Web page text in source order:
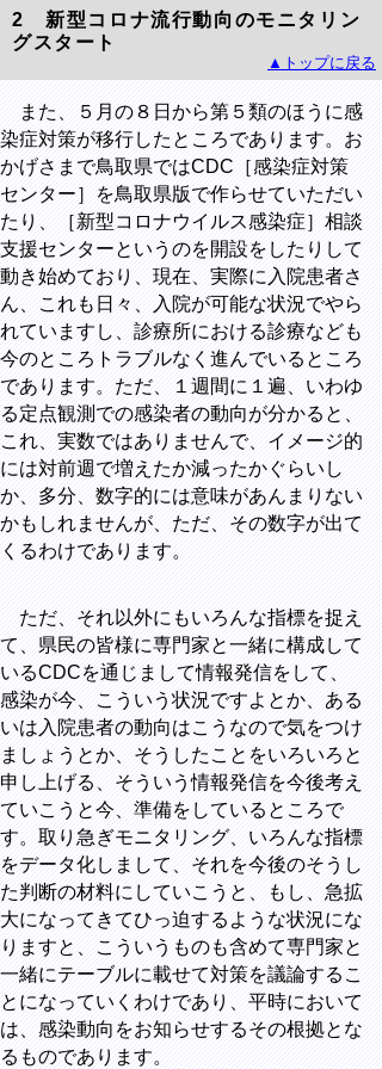
2 新型コロナ流行動向のモニタリン
グスタート
▲トップに戻る
また、５月の８日から第５類のほうに感
染症対策が移行したところであります。お
かげさまで鳥取県ではCDC［感染症対策
センター］を鳥取県版で作らせていただい
たり、［新型コロナウイルス感染症］相談
支援センターというのを開設をしたりして
動き始めており、現在、実際に入院患者さ
ん、これも日々、入院が可能な状況でやら
れていますし、診療所における診療なども
今のところトラブルなく進んでいるところ
であります。ただ、１週間に１遍、いわゆ
る定点観測での感染者の動向が分かると、
これ、実数ではありませんで、イメージ的
には対前週で増えたか減ったかぐらいし
か、多分、数字的には意味があんまりない
かもしれませんが、ただ、その数字が出て
くるわけであります。
ただ、それ以外にもいろんな指標を捉え
て、県民の皆様に専門家と一緒に構成して
いるCDCを通じまして情報発信をして、
感染が今、こういう状況ですよとか、ある
いは入院患者の動向はこうなので気をつけ
ましょうとか、そうしたことをいろいろと
申し上げる、そういう情報発信を今後考え
ていこうと今、準備をしているところで
す。取り急ぎモニタリング、いろんな指標
をデータ化しまして、それを今後のそうし
た判断の材料にしていこうと、もし、急拡
大になってきてひっ迫するような状況にな
りますと、こういうものも含めて専門家と
一緒にテーブルに載せて対策を議論するこ
とになっていくわけであり、平時において
は、感染動向をお知らせするその根拠とな
るものであります。